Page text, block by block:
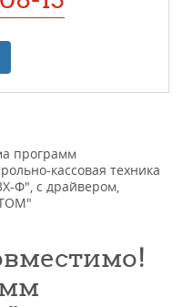
программ
кассовая техника
Ф", с драйвером,